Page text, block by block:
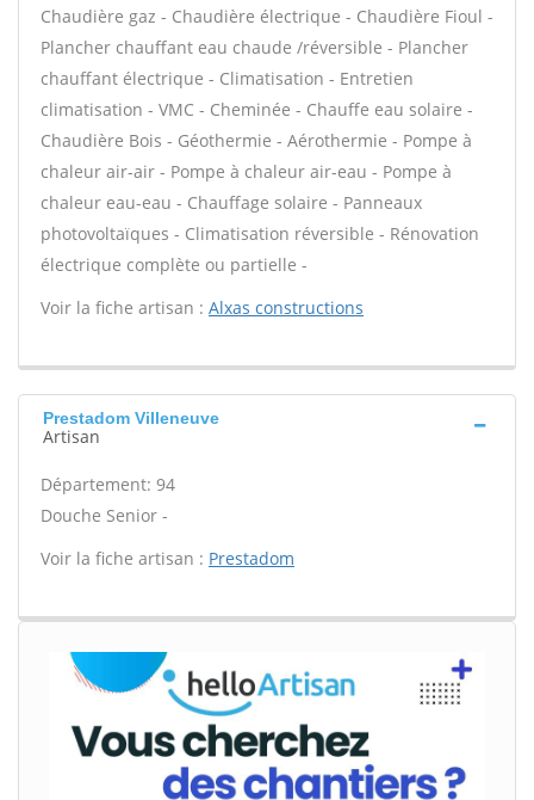
Chaudière gaz - Chaudière électrique - Chaudière Fioul -
Plancher chauffant eau chaude /réversible - Plancher
chauffant électrique - Climatisation - Entretien
climatisation - VMC - Cheminée - Chauffe eau solaire -
Chaudière Bois - Géothermie - Aérothermie - Pompe à
chaleur air-air - Pompe à chaleur air-eau - Pompe à
chaleur eau-eau - Chauffage solaire - Panneaux
photovoltaïques - Climatisation réversible - Rénovation
électrique complète ou partielle -
Voir la fiche artisan : Alxas constructions
Prestadom Villeneuve
Artisan
Département: 94
Douche Senior -
Voir la fiche artisan : Prestadom